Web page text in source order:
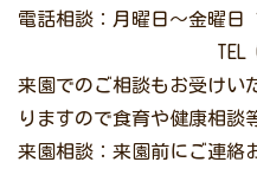
電話相談：月曜日～金曜日
TEL 048-
来園でのご相談もお受けい
りますので食育や健康相談
来園相談：来園前にご連絡